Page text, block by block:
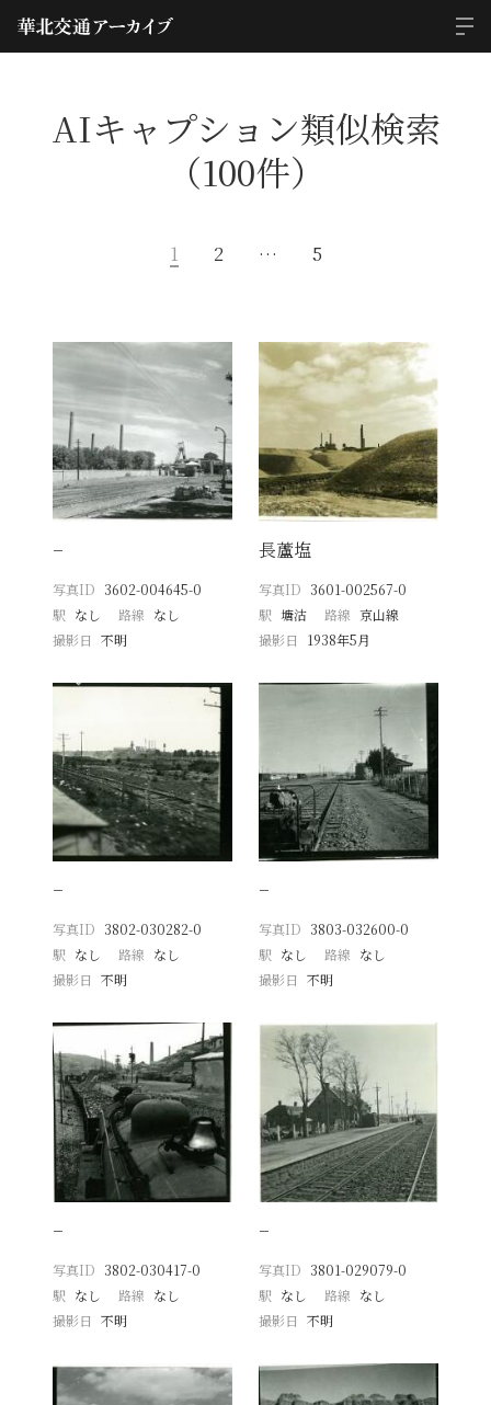
AIキャプション類似検索
（100件）
1 2 … 5
−
写真ID 3602-004645-0
駅 なし 路線 なし
撮影日
不明
長蘆塩
写真ID 3601-002567-0
駅 塘沽 路線 京山線
撮影日
1938年5月
−
写真ID 3802-030282-0
駅 なし 路線 なし
撮影日
不明
−
写真ID 3803-032600-0
駅 なし 路線 なし
撮影日 不明
−
写真ID 3802-030417-0
駅 なし 路線 なし
撮影日
不明
−
写真ID 3801-029079-0
駅 なし 路線 なし
撮影日 不明